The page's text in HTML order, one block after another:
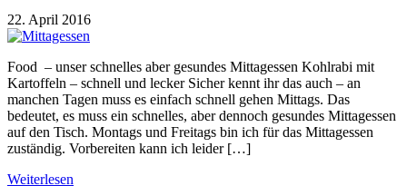
22. April 2016
Food – unser schnelles aber gesundes Mittagessen Kohlrabi mit
Kartoffeln – schnell und lecker Sicher kennt ihr das auch – an
manchen Tagen muss es einfach schnell gehen Mittags. Das
bedeutet, es muss ein schnelles, aber dennoch gesundes Mittagessen
auf den Tisch. Montags und Freitags bin ich für das Mittagessen
zuständig. Vorbereiten kann ich leider […]
Weiterlesen